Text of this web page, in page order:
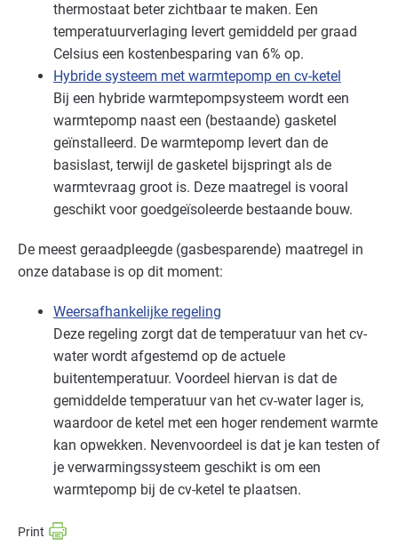
thermostaat beter zichtbaar te maken. Een
temperatuurverlaging levert gemiddeld per graad
Celsius een kostenbesparing van 6% op.
Hybride systeem met warmtepomp en cv-ketel
Bij een hybride warmtepompsysteem wordt een
warmtepomp naast een (bestaande) gasketel
geïnstalleerd. De warmtepomp levert dan de
basislast, terwijl de gasketel bijspringt als de
warmtevraag groot is. Deze maatregel is vooral
geschikt voor goedgeïsoleerde bestaande bouw.
De meest geraadpleegde (gasbesparende) maatregel in
onze database is op dit moment:
Weersafhankelijke regeling
Deze regeling zorgt dat de temperatuur van het cv-
water wordt afgestemd op de actuele
buitentemperatuur. Voordeel hiervan is dat de
gemiddelde temperatuur van het cv-water lager is,
waardoor de ketel met een hoger rendement warmte
kan opwekken. Nevenvoordeel is dat je kan testen of
je verwarmingssysteem geschikt is om een
warmtepomp bij de cv-ketel te plaatsen.